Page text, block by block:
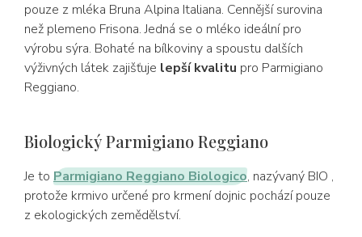
pouze z mléka Bruna Alpina Italiana. Cennější surovina
než plemeno Frisona. Jedná se o mléko ideální pro
výrobu sýra. Bohaté na bílkoviny a spoustu dalších
výživných látek zajišťuje lepší kvalitu pro Parmigiano
Reggiano.
Biologický Parmigiano Reggiano
Je to Parmigiano Reggiano Biologico, nazývaný BIO ,
protože krmivo určené pro krmení dojnic pochází pouze
z ekologických zemědělství.